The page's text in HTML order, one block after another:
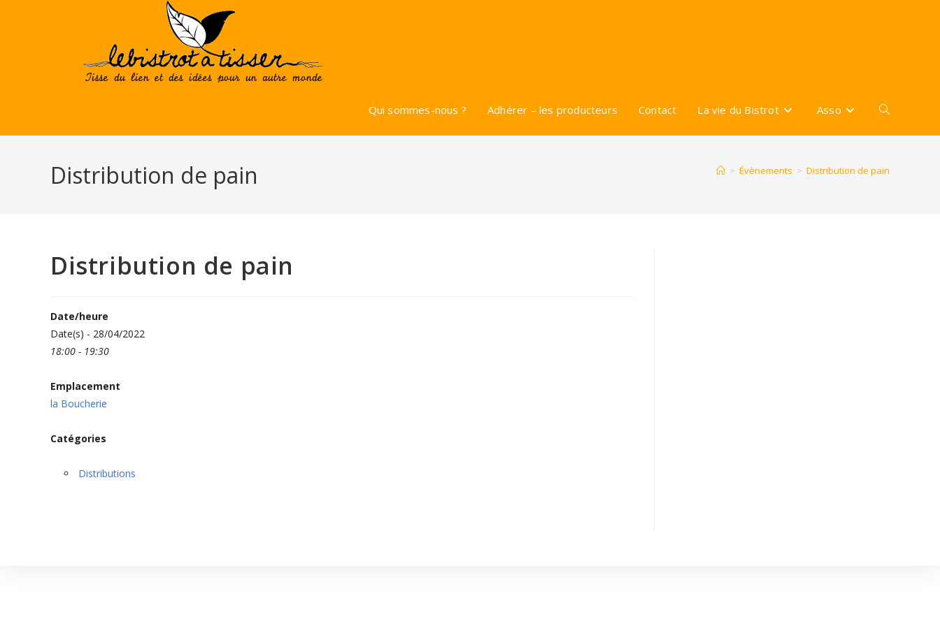
Qui sommes-nous ? Adhérer – les producteurs Contact La vie du Bistrot Asso Toggle
Distribution de pain > Évènements > Distribution de pain
Distribution de pain
Date/heure
Date(s) - 28/04/2022
18:00 - 19:30
Emplacement
la Boucherie
Catégories
Distributions